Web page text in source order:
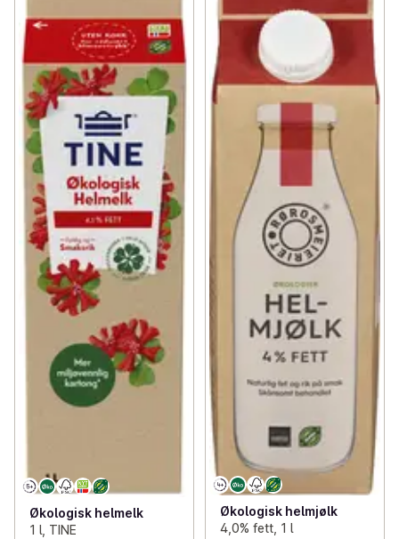
Økologisk helmelk
1 l, TINE
Økologisk helmjølk
4,0% fett, 1 l